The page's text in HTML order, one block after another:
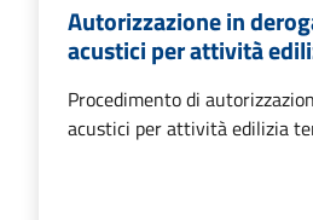
Autorizzazione in
acustici per attività
Procedimento di
acustici per attività edilizia